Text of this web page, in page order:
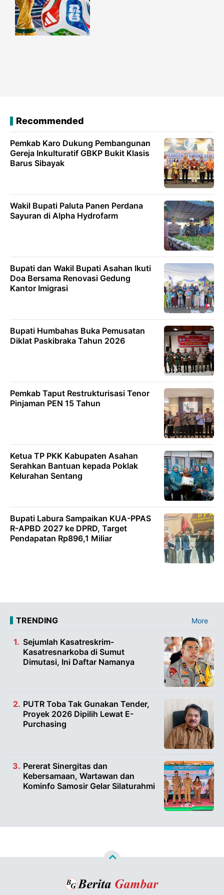
Recommended
Pemkab Karo Dukung Pembangunan
Gereja Inkulturatif GBKP Bukit Klasis
Barus Sibayak
Wakil Bupati Paluta Panen Perdana
Sayuran di Alpha Hydrofarm
Bupati dan Wakil Bupati Asahan Ikuti
Doa Bersama Renovasi Gedung
Kantor Imigrasi
Bupati Humbahas Buka Pemusatan
Diklat Paskibraka Tahun 2026
Pemkab Taput Restrukturisasi Tenor
Pinjaman PEN 15 Tahun
Ketua TP PKK Kabupaten Asahan
Serahkan Bantuan kepada Poklak
Kelurahan Sentang
Bupati Labura Sampaikan KUA-PPAS
R-APBD 2027 ke DPRD, Target
Pendapatan Rp896,1 Miliar
TRENDING More
Sejumlah Kasatreskrim-
Kasatresnarkoba di Sumut
Dimutasi, Ini Daftar Namanya
PUTR Toba Tak Gunakan Tender,
Proyek 2026 Dipilih Lewat E-
Purchasing
Pererat Sinergitas dan
Kebersamaan, Wartawan dan
Kominfo Samosir Gelar Silaturahmi